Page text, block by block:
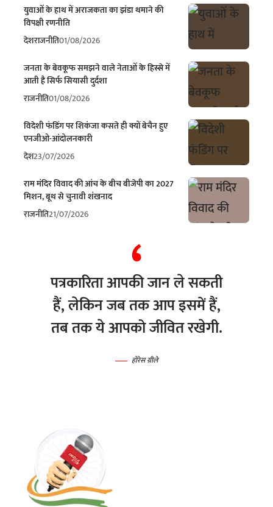
युवाओं के हाथ में अराजकता का झंडा थमाने की
विपक्षी रणनीति
देशराजनीति01/08/2026
जनता के बेवकूफ समझने वाले नेताओं के हिस्से में
आती है सिर्फ सियासी दुर्दशा
राजनीति01/08/2026
विदेशी फंडिंग पर शिकंजा कसते ही क्यों बेचैन हुए
एनजीओ-आंदोलनकारी
देश23/07/2026
राम मंदिर विवाद की आंच के बीच बीजेपी का 2027
मिशन, बूथ से चुनावी शंखनाद
राजनीति21/07/2026
पत्रकारिता आपकी जान ले सकती
हैं, लेकिन जब तक आप इसमें हैं,
तब तक ये आपको जीवित रखेगी.
होरेस ग्रीले